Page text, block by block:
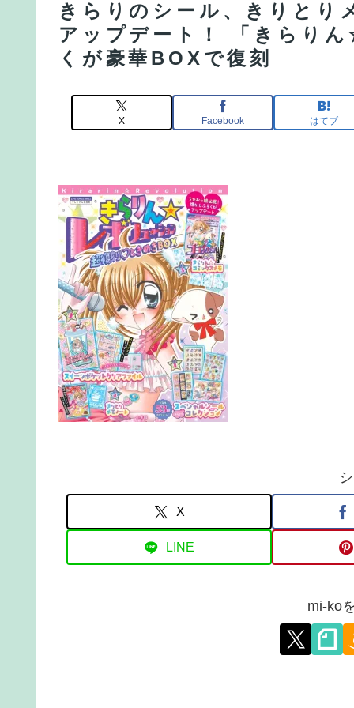
きらりのシール、きりとり
アップデート！ 「きらり
くが豪華BOXで復刻
X Facebook はてブ
X
LINE
mi-ko